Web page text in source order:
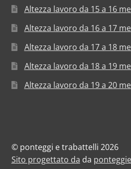
Altezza lavoro da 15 a 16
Altezza lavoro da 16 a 17
Altezza lavoro da 17 a 18
Altezza lavoro da 18 a 19
Altezza lavoro da 19 a 20
© ponteggi e trabattelli 2026
Sito progettato da da